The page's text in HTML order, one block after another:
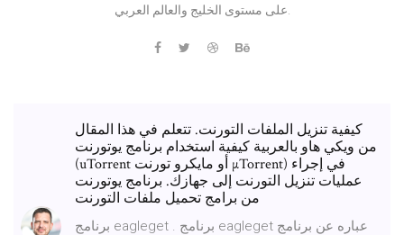
كيفية تنزيل الملفات التورنت. تتعلم في هذا المقال
من ويكي هاو بالعربية كيفية استخدام برنامج يوتورنت
(uTorrent أو مايكرو تورنت µTorrent) في إجراء
عمليات تنزيل التورنت إلى جهازك. برنامج يوتورنت
من برامج تحميل ملفات التورنت
برنامج eagleget . برنامج eagleget عباره عن برنامج